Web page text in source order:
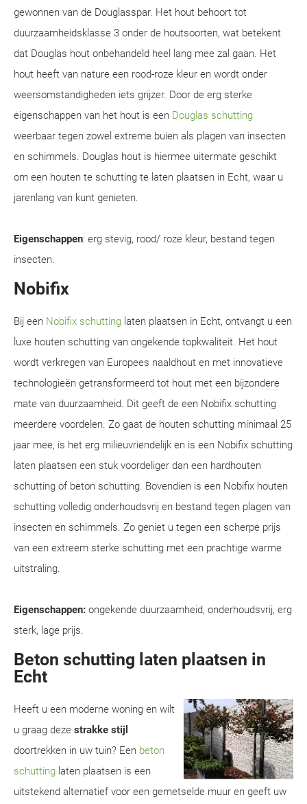
gewonnen van de Douglasspar. Het hout behoort tot
duurzaamheidsklasse 3 onder de houtsoorten, wat betekent
dat Douglas hout onbehandeld heel lang mee zal gaan. Het
hout heeft van nature een rood-roze kleur en wordt onder
weersomstandigheden iets grijzer. Door de erg sterke
eigenschappen van het hout is een Douglas schutting
weerbaar tegen zowel extreme buien als plagen van insecten
en schimmels. Douglas hout is hiermee uitermate geschikt
om een houten te schutting te laten plaatsen in Echt, waar u
jarenlang van kunt genieten.
Eigenschappen: erg stevig, rood/ roze kleur, bestand tegen
insecten.
Nobifix
Bij een Nobifix schutting laten plaatsen in Echt, ontvangt u een
luxe houten schutting van ongekende topkwaliteit. Het hout
wordt verkregen van Europees naaldhout en met innovatieve
technologieën getransformeerd tot hout met een bijzondere
mate van duurzaamheid. Dit geeft de een Nobifix schutting
meerdere voordelen. Zo gaat de houten schutting minimaal 25
jaar mee, is het erg milieuvriendelijk en is een Nobifix schutting
laten plaatsen een stuk voordeliger dan een hardhouten
schutting of beton schutting. Bovendien is een Nobifix houten
schutting volledig onderhoudsvrij en bestand tegen plagen van
insecten en schimmels. Zo geniet u tegen een scherpe prijs
van een extreem sterke schutting met een prachtige warme
uitstraling.
Eigenschappen: ongekende duurzaamheid, onderhoudsvrij, erg
sterk, lage prijs.
Beton schutting laten plaatsen in
Echt
Heeft u een moderne woning en wilt
u graag deze strakke stijl
doortrekken in uw tuin? Een beton
schutting laten plaatsen is een
uitstekend alternatief voor een gemetselde muur en geeft uw